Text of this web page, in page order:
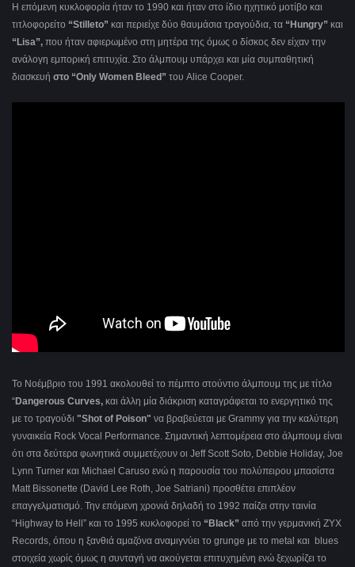
H επόμενη κυκλοφορία ήταν το 1990 και ήταν στο ίδιο ηχητικό μοτίβο και
τιτλοφορείτο “Stilleto” και περιείχε δύο θαυμάσια τραγούδια, τα “Ηungry” και
“Lisa”, που ήταν αφιερωμένο στη μητέρα της όμως ο δίσκος δεν είχαν την
ανάλογη εμπορική επιτυχία. Στο άλμπουμ υπάρχει και μία συμπαθητική
διασκευή στο “Only Women Bleed” του Alice Cooper.
Το Νοέμβριο του 1991 ακολουθεί το πέμπτο στούντιο άλμπουμ της με τίτλο
“Dangerous Curves, και άλλη μία διάκριση καταγράφεται το ενεργητικό της
με το τραγούδι "Shot of Poison" να βραβεύεται με Grammy για την καλύτερη
γυναικεία Rock Vocal Performance. Σημαντική λεπτομέρεια στο άλμπουμ είναι
ότι στα δεύτερα φωνητικά συμμετέχουν οι Jeff Scott Soto, Debbie Holiday, Joe
Lynn Turner και Michael Caruso ενώ η παρουσία του πολύπειρου μπασίστα
Matt Bissonette (David Lee Roth, Joe Satriani) προσθέτει επιπλέον
επαγγελματισμό. Την επόμενη χρονιά δηλαδή το 1992 παίζει στην ταινία
“Highway to Hell” και το 1995 κυκλοφορεί το “Black” από την γερμανική ZYX
Records, όπου η ξανθιά αμαζόνα αναμιγνύει το grunge με το metal και blues
στοιχεία χωρίς όμως η συνταγή να ακούγεται επιτυχημένη ενώ ξεχωρίζει το